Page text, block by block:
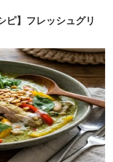
ピ】フレッシュグリ